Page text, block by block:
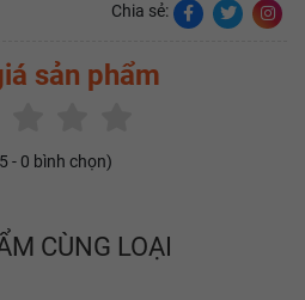
Chia sẻ:
sản phẩm
- 0 bình chọn)
CÙNG LOẠI